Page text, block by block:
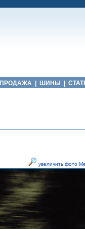
ПРОДАЖА ШИНЫ
увеличить фото